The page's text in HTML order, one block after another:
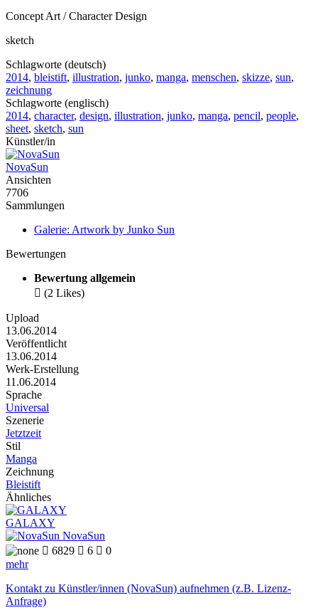
Concept Art / Character Design
sketch
Schlagworte (deutsch)
2014, bleistift, illustration, junko, manga, menschen, skizze, sun,
zeichnung
Schlagworte (englisch)
2014, character, design, illustration, junko, manga, pencil, people,
sheet, sketch, sun
Künstler/in
NovaSun
Ansichten
7706
Sammlungen
Galerie: Artwork by Junko Sun
Bewertungen
Bewertung allgemein
 (2 Likes)
Upload
13.06.2014
Veröffentlicht
13.06.2014
Werk-Erstellung
11.06.2014
Sprache
Universal
Szenerie
Jetztzeit
Stil
Manga
Zeichnung
Bleistift
Ähnliches
GALAXY
NovaSun
 6829  6  0
mehr
Kontakt zu Künstler/innen (NovaSun) aufnehmen (z.B. Lizenz-
Anfrage)